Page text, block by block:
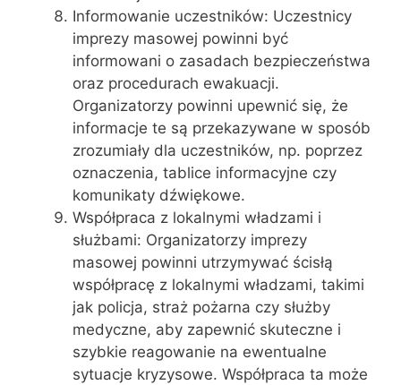
Informowanie uczestników: Uczestnicy
imprezy masowej powinni być
informowani o zasadach bezpieczeństwa
oraz procedurach ewakuacji.
Organizatorzy powinni upewnić się, że
informacje te są przekazywane w sposób
zrozumiały dla uczestników, np. poprzez
oznaczenia, tablice informacyjne czy
komunikaty dźwiękowe.
Współpraca z lokalnymi władzami i
służbami: Organizatorzy imprezy
masowej powinni utrzymywać ścisłą
współpracę z lokalnymi władzami, takimi
jak policja, straż pożarna czy służby
medyczne, aby zapewnić skuteczne i
szybkie reagowanie na ewentualne
sytuacje kryzysowe. Współpraca ta może